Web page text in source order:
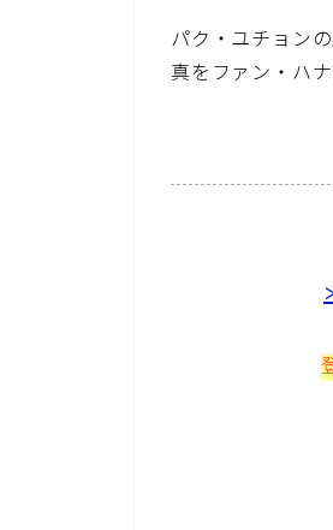
パク・ユチョン
真をファン・ハ